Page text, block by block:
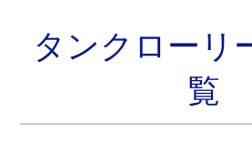
タンクローリ
覧